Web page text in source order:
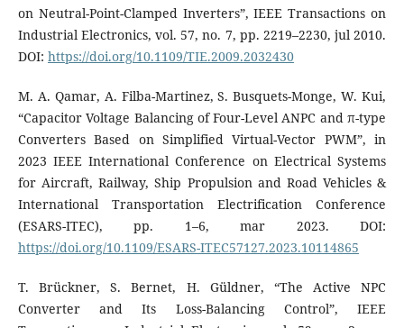
on Neutral-Point-Clamped Inverters”, IEEE Transactions on
Industrial Electronics, vol. 57, no. 7, pp. 2219–2230, jul 2010.
DOI: https://doi.org/10.1109/TIE.2009.2032430
M. A. Qamar, A. Filba-Martinez, S. Busquets-Monge, W. Kui,
“Capacitor Voltage Balancing of Four-Level ANPC and π-type
Converters Based on Simplified Virtual-Vector PWM”, in
2023 IEEE International Conference on Electrical Systems
for Aircraft, Railway, Ship Propulsion and Road Vehicles &
International Transportation Electrification Conference
(ESARS-ITEC), pp. 1–6, mar 2023. DOI:
https://doi.org/10.1109/ESARS-ITEC57127.2023.10114865
T. Brückner, S. Bernet, H. Güldner, “The Active NPC
Converter and Its Loss-Balancing Control”, IEEE